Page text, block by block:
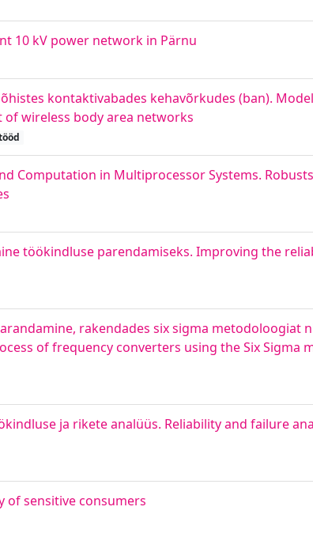
10 kV power network in Pärnu
kontaktivabades kehavõrkudes (ban).
wireless body area networks
Computation in Multiprocessor Systems.
töökindluse parendamiseks. Improving the
rakendades six sigma metodoloogiat
of frequency converters using the Six Sigma
ja rikete analüüs. Reliability and failure
of sensitive consumers